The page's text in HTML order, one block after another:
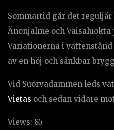
Sommartid går det
Änonjalme och Vaisaluokta
Variationerna i
av en höj och sänkbar
Vid Suorvadammen leds
Vietas och sedan vidare
Views: 85